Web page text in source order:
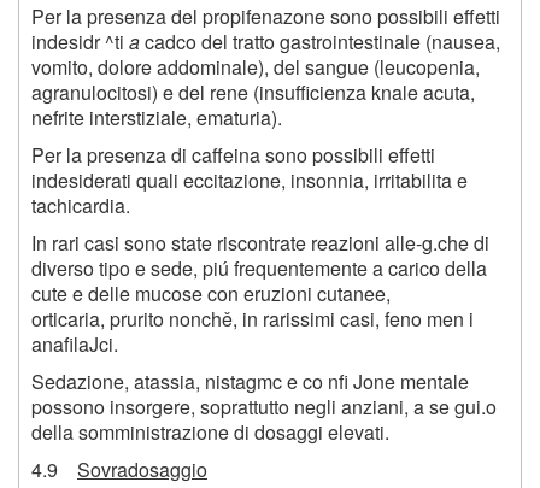
Per la presenza del propifenazone sono possibili effetti
indesidr ^ti acadco del tratto gastrointestinale (nausea,
vomito, dolore addominale), del sangue (leucopenia,
agranulocitosi) e del rene (insufficienza knale acuta,
nefrite interstiziale, ematuria).
Per la presenza di caffeina sono possibili effetti
indesiderati quali eccitazione, insonnia, irritabilita e
tachicardia.
In rari casi sono state riscontrate reazioni alle-g.che di
diverso tipo e sede, piú frequentemente a carico della
cute e delle mucose con eruzioni cutanee,
orticaria, prurito nonchě, in rarissimi casi, feno men i
anafilaJci.
Sedazione, atassia, nistagmc e co nfi Jone mentale
possono insorgere, soprattutto negli anziani, a se gui.o
della somministrazione di dosaggi elevati.
4.9 Sovradosaggio